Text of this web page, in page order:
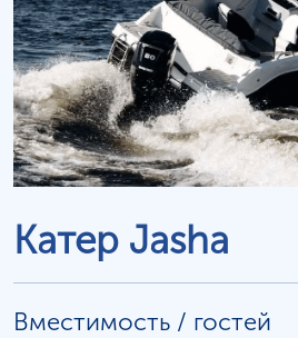
Катер Jasha
Вместимость / гостей